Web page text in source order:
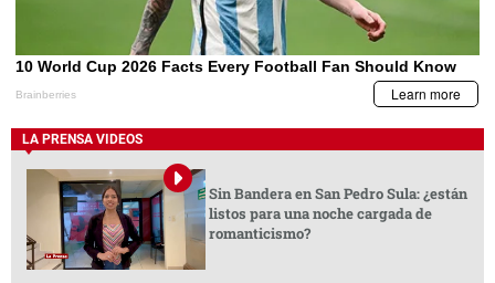
LA PRENSA VIDEOS
Sin Bandera en San Pedro Sula: ¿están
listos para una noche cargada de
romanticismo?